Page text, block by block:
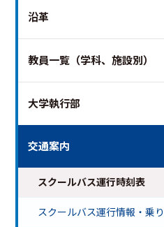
沿革
教員一覧（学科、施設別）
大学執行部
交通案内
スクールバス運行時刻表
スクールバス運行情報・乗
日 月 火 水
2
3 4 5
9
10
※日付を選択すると時刻表が表
土曜ダイヤ 終バス18時台（